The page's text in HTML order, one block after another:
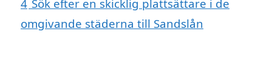
4 Sök efter en skicklig plattsättare i de
omgivande städerna till Sandslån